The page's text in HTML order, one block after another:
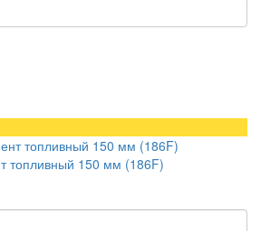
топливный 150 мм (186F)